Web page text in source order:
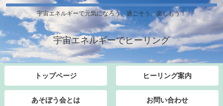
宇宙エネルギーで元気になろう、過ごそう、楽しもう！
宇宙エネルギーでヒーリング
トップページ ヒーリング案内
あそぼう会とは お問い合わせ